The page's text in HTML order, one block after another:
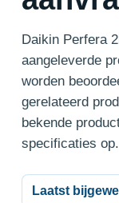
Daikin Perfera
aangeleverde
worden
gerelateerd
bekende
specificaties op.
Laatst